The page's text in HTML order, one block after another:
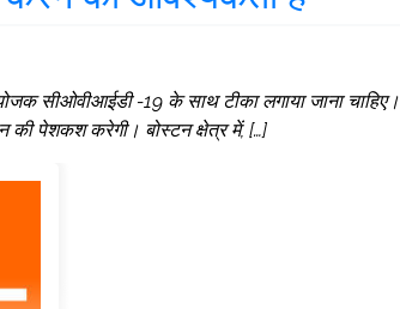
सीओवीआईडी ​​​​-19 के साथ टीका लगाया जाना चाहिए।
की पेशकश करेगी। बोस्टन क्षेत्र में, […]